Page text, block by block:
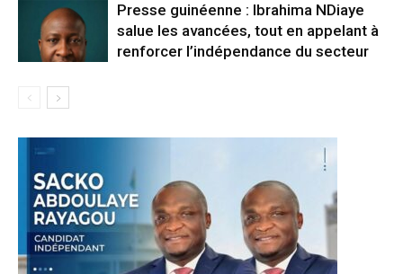
Presse guinéenne : Ibrahima NDiaye
salue les avancées, tout en appelant à
renforcer l’indépendance du secteur